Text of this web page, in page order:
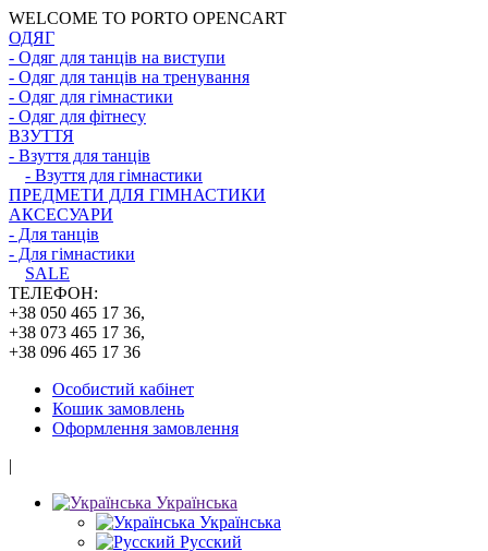
WELCOME TO PORTO OPENCART
ОДЯГ
- Одяг для танців на виступи
- Одяг для танців на тренування
- Одяг для гімнастики
- Одяг для фітнесу
ВЗУТТЯ
- Взуття для танців
- Взуття для гімнастики
ПРЕДМЕТИ ДЛЯ ГІМНАСТИКИ
АКСЕСУАРИ
- Для танців
- Для гімнастики
SALE
ТЕЛЕФОН:
+38 050 465 17 36,
+38 073 465 17 36,
+38 096 465 17 36
Особистий кабінет
Кошик замовлень
Оформлення замовлення
|
Українська
Українська
Русский